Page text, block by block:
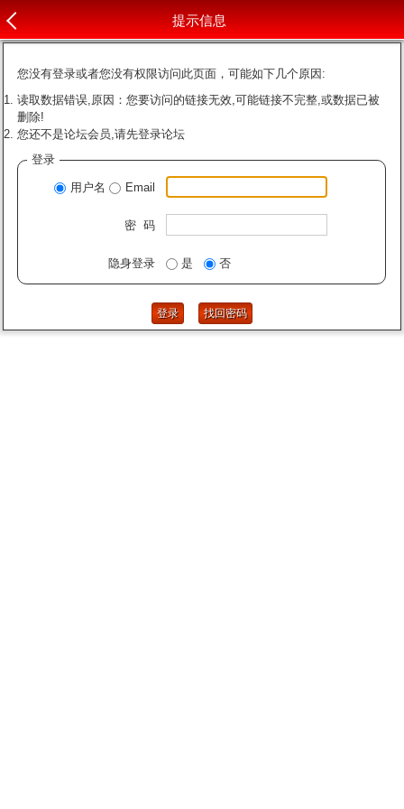
提示信息
您没有登录或者您没有权限访问此页面，可能如下几个原因:
读取数据错误,原因：您要访问的链接无效,可能链接不完整,或数据已被
删除!
您还不是论坛会员,请先登录论坛
登录
用户名 Email
密 码
隐身登录 是 否